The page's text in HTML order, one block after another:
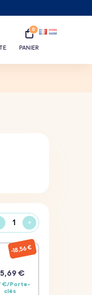
0
PANIER
+
€
€/Porte-
clés
18,56 €